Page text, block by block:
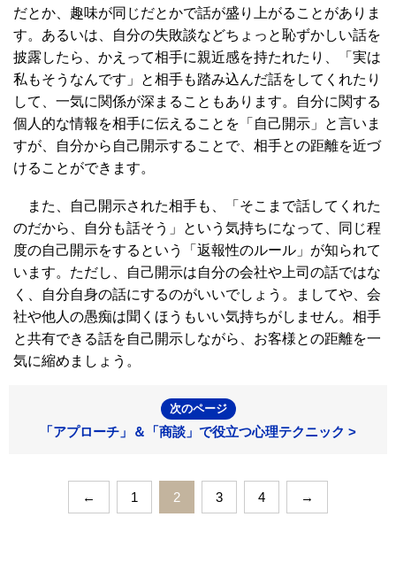
だとか、趣味が同じだとかで話が盛り上がることがありま
す。あるいは、自分の失敗談などちょっと恥ずかしい話を
披露したら、かえって相手に親近感を持たれたり、「実は
私もそうなんです」と相手も踏み込んだ話をしてくれたり
して、一気に関係が深まることもあります。自分に関する
個人的な情報を相手に伝えることを「自己開示」と言いま
すが、自分から自己開示することで、相手との距離を近づ
けることができます。
また、自己開示された相手も、「そこまで話してくれた
のだから、自分も話そう」という気持ちになって、同じ程
度の自己開示をするという「返報性のルール」が知られて
います。ただし、自己開示は自分の会社や上司の話ではな
く、自分自身の話にするのがいいでしょう。ましてや、会
社や他人の愚痴は聞くほうもいい気持ちがしません。相手
と共有できる話を自己開示しながら、お客様との距離を一
気に縮めましょう。
次のページ
「アプローチ」＆「商談」で役立つ心理テクニック >
← 1 2 3 4 →